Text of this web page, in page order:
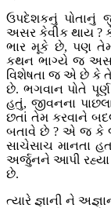
ઉપદેશકનું પોતાનું
અસર કેવીક થાય ?
ભાર મૂકે છે, પણ
કથન ભાગ્યે જ
વિશેષતા જ એ છે કે
છે. ભગવાન પોતે પૂર્ણ
હતું, જીવનના
છતાં તેમ કરવાને
બતાવે છે ? એ જ કે
સાચેસાચ માનતા
અર્જુનને આપી
છે.
ત્યારે જ્ઞાની ને